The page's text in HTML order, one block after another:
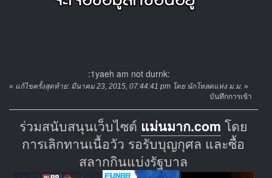
:1yaeh am not durnk:
« แก้ไขครั้งสุดท้าย: มีนาคม 23, 2015, 07:44:41 pm โดย นักโหลดแห่ง ม.ม. »
บันทึกการเข้า
ร่วมสนับสนุนเว็บไซต์ แม่นมาก.com โดย
การเลิกทานเนื้อวัว รอรับบุญกุศล และซื้อ
สลากกินแบ่งรัฐบาล